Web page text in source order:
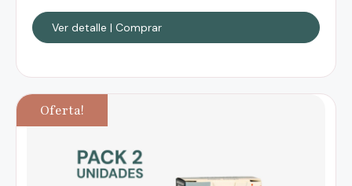
Ver detalle | Comprar
Oferta!